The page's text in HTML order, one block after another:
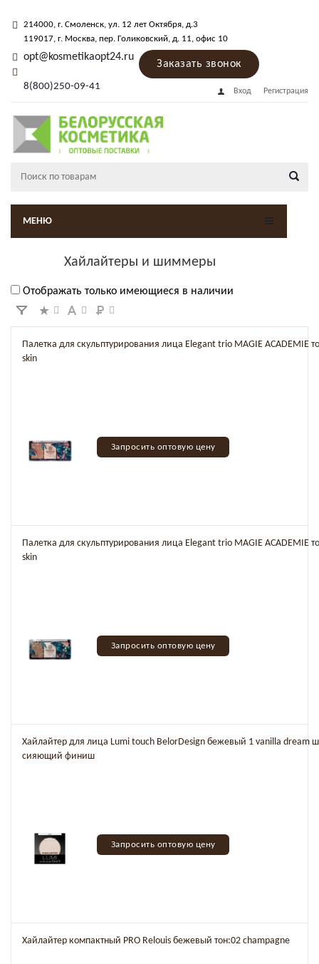
214000, г. Смоленск, ул. 12 лет Октября, д.3
119017, г. Москва, пер. Голиковский, д. 11, офис 10
opt@kosmetikaopt24.ru
8(800)250-09-41
Заказать звонок
Вход Регистрация
МЕНЮ
Хайлайтеры и шиммеры
Отображать только имеющиеся в наличии
Палетка для скульптурирования лица Elegant trio MAGIE ACADEMIE
skin
Запросить оптовую цену
Палетка для скульптурирования лица Elegant trio MAGIE ACADEMIE
skin
Запросить оптовую цену
Хайлайтер для лица Lumi touch BelorDesign бежевый 1 vanilla dream
сияющий финиш
Запросить оптовую цену
Хайлайтер компактный PRO Relouis бежевый тон:02 champagne